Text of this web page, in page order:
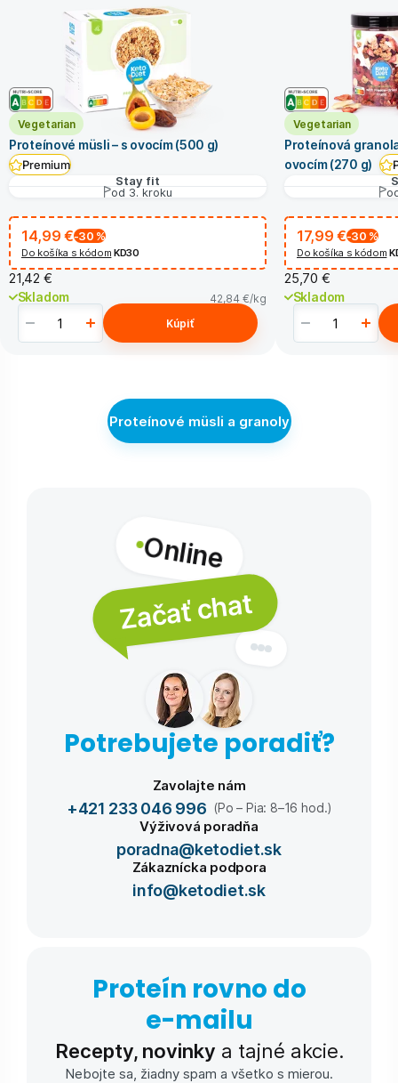
Vegetarian
Proteínové müsli – s ovocím (500 g)
Premium
Stay fit
od 3. kroku
14,99 €-30 %
Do košíka s kódom KD30
21,42 €
Skladom 42,84 €/kg
Kúpiť
Vegetarian
Proteínová
ovocím (270 g)
17,99 €-30 %
Do košíka s kódom
25,70 €
Skladom
Proteínové müsli a granoly
Online
Začať chat
Potrebujete poradiť?
Zavolajte nám
+421 233 046 996 (Po – Pia: 8–16 hod.)
Výživová poradňa
poradna@ketodiet.sk
Zákaznícka podpora
info@ketodiet.sk
Proteín rovno do
e-⁠mailu
Recepty, novinky a tajné akcie.
Nebojte sa, žiadny spam a všetko s mierou.